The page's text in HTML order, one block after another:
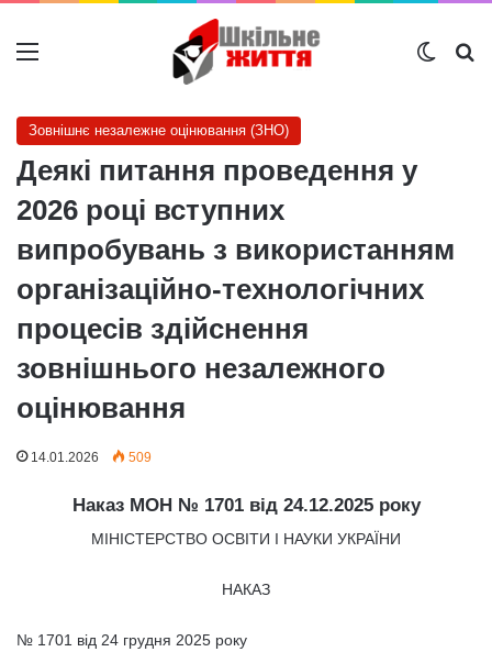
Меню
Зовнішнє незалежне оцінювання (ЗНО)
Деякі питання проведення у
2026 році вступних
випробувань з використанням
організаційно-технологічних
процесів здійснення
зовнішнього незалежного
оцінювання
14.01.2026 509
Наказ МОН № 1701 від 24.12.2025 року
МІНІСТЕРСТВО ОСВІТИ І НАУКИ УКРАЇНИ
НАКАЗ
№ 1701 від 24 грудня 2025 року